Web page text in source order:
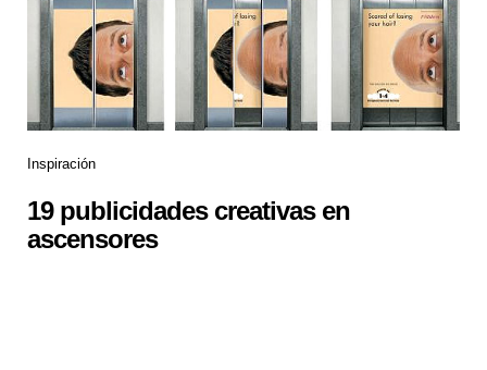
Inspiración
19 publicidades creativas en
ascensores